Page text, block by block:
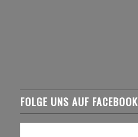
FOLGE UNS AUF FACEBOOK